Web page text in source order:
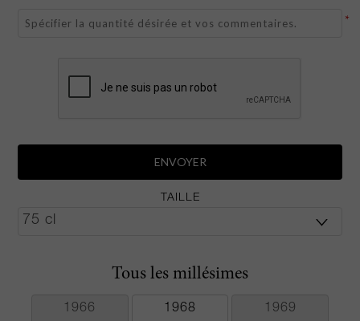
*
TAILLE
Tous les millésimes
1966 1968 1969